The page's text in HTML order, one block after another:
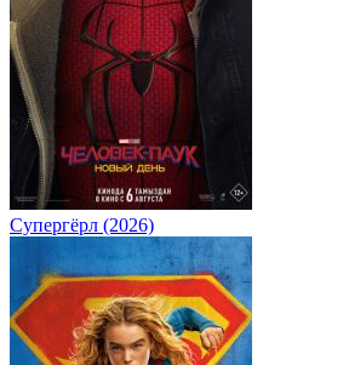
Супергёрл (2026)